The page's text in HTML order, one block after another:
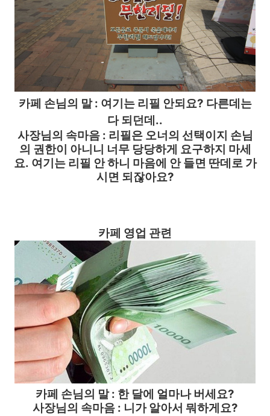
카페 손님의 말 : 여기는 리필 안되요? 다른데는
다 되던데..
사장님의 속마음 : 리필은 오너의 선택이지 손님
의 권한이 아니니 너무 당당하게 요구하지 마세
요. 여기는 리필 안 하니 마음에 안 들면 딴데로 가
시면 되잖아요?
카페 영업 관련
카페 손님의 말 : 한 달에 얼마나 버세요?
사장님의 속마음 : 니가 알아서 뭐하게요?